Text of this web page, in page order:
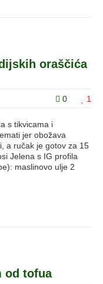
oraščića
0 1
s tikvicama i
jer obožava
a ručak je gotov za 15
Jelena s IG profila
maslinovo ulje 2
od tofua